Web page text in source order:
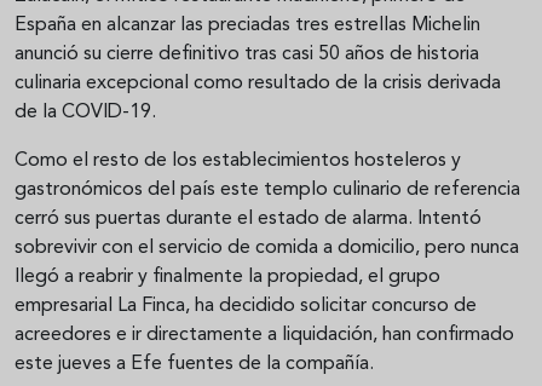
España en alcanzar las preciadas tres estrellas Michelin
anunció su cierre definitivo tras casi 50 años de historia
culinaria excepcional como resultado de la crisis derivada
de la COVID-19.
Como el resto de los establecimientos hosteleros y
gastronómicos del país este templo culinario de referencia
cerró sus puertas durante el estado de alarma. Intentó
sobrevivir con el servicio de comida a domicilio, pero nunca
llegó a reabrir y finalmente la propiedad, el grupo
empresarial La Finca, ha decidido solicitar concurso de
acreedores e ir directamente a liquidación, han confirmado
este jueves a Efe fuentes de la compañía.